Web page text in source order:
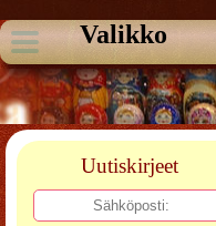
Valikko
Uutiskirjeet